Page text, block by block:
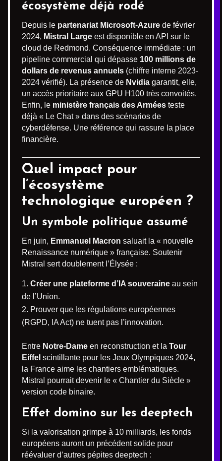
écosystème déjà rodé
Depuis le partenariat Microsoft-Azure de février
2024, Mistral Large est disponible en API sur le
cloud de Redmond. Conséquence immédiate : un
pipeline commercial qui dépasse 100 millions de
dollars de revenus annuels (chiffre interne 2023-
2024 vérifié). La présence de Nvidia garantit, elle,
un accès prioritaire aux GPU H100 très convoités.
Enfin, le ministère français des Armées teste
déjà « Le Chat » dans des scénarios de
cyberdéfense. Une référence qui rassure la place
financière.
Quel impact pour
l’écosystème
technologique européen ?
Un symbole politique assumé
En juin, Emmanuel Macron saluait la « nouvelle
Renaissance numérique » française. Soutenir
Mistral sert doublement l’Élysée :
Créer une plateforme d’IA souveraine au sein
de l’Union.
Prouver que les régulations européennes
(RGPD, IA Act) ne tuent pas l’innovation.
Entre Notre-Dame en reconstruction et la Tour
Eiffel scintillante pour les Jeux Olympiques 2024,
la France aime les chantiers emblématiques.
Mistral pourrait devenir le « Chantier du Siècle »
version code binaire.
Effet domino sur les deeptech
Si la valorisation grimpe à 10 milliards, les fonds
européens auront un précédent solide pour
réévaluer d’autres pépites deeptech :